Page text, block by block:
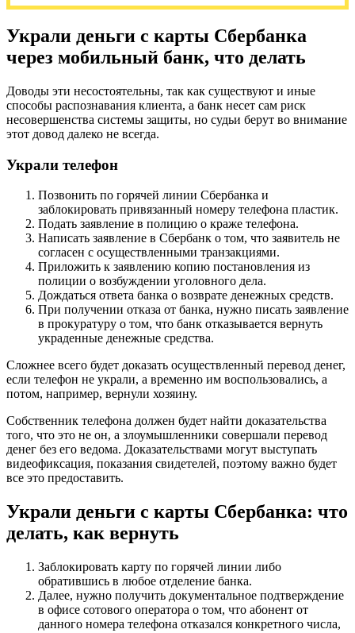
Украли деньги с карты Сбербанка
через мобильный банк, что делать
Доводы эти несостоятельны, так как существуют и иные
способы распознавания клиента, а банк несет сам риск
несовершенства системы защиты, но судьи берут во внимание
этот довод далеко не всегда.
Украли телефон
Позвонить по горячей линии Сбербанка и
заблокировать привязанный номеру телефона пластик.
Подать заявление в полицию о краже телефона.
Написать заявление в Сбербанк о том, что заявитель не
согласен с осуществленными транзакциями.
Приложить к заявлению копию постановления из
полиции о возбуждении уголовного дела.
Дождаться ответа банка о возврате денежных средств.
При получении отказа от банка, нужно писать заявление
в прокуратуру о том, что банк отказывается вернуть
украденные денежные средства.
Сложнее всего будет доказать осуществленный перевод денег,
если телефон не украли, а временно им воспользовались, а
потом, например, вернули хозяину.
Собственник телефона должен будет найти доказательства
того, что это не он, а злоумышленники совершали перевод
денег без его ведома. Доказательствами могут выступать
видеофиксация, показания свидетелей, поэтому важно будет
все это предоставить.
Украли деньги с карты Сбербанка: что
делать, как вернуть
Заблокировать карту по горячей линии либо
обратившись в любое отделение банка.
Далее, нужно получить документальное подтверждение
в офисе сотового оператора о том, что абонент от
данного номера телефона отказался конкретного числа,